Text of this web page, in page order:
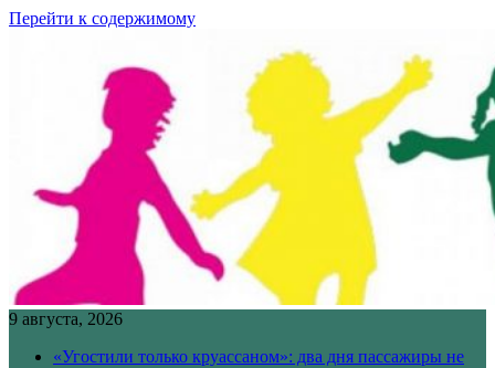
Перейти к содержимому
9 августа, 2026
«Угостили только круассаном»: два дня пассажиры не